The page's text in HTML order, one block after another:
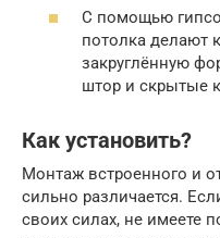
С помощью
потолка делают
закруглённую
штор и скрытые
Как установить?
Монтаж встроенного и
сильно различается.
своих силах, не имеете